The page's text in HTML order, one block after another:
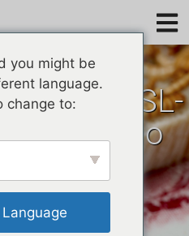
giun SL-
bán cho
Sĩ
you might be
language.
change to: